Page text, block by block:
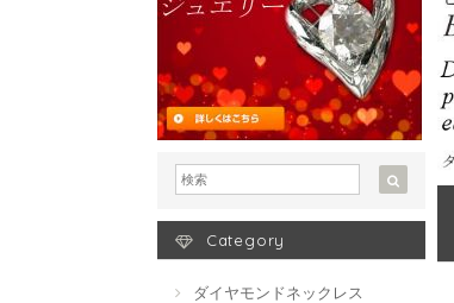
Category
ダイヤモンドネックレス